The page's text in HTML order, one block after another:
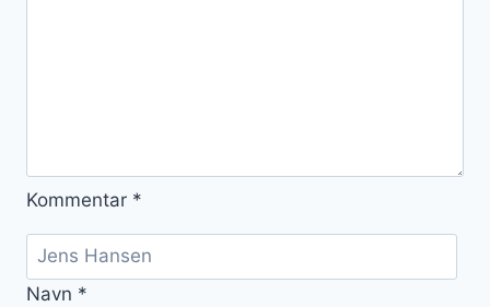
Kommentar *
Navn *